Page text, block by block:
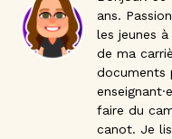
ans.
les jeunes
de ma
documents
faire du
canot. Je